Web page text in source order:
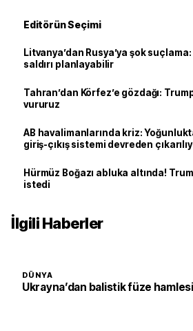
Editörün Seçimi
Litvanya’dan Rusya’ya şok suçlama:
saldırı planlayabilir
Tahran’dan Körfez’e gözdağı:
vururuz
AB havalimanlarında kriz:
giriş-çıkış sistemi devreden
Hürmüz Boğazı abluka altında!
istedi
İlgili Haberler
DÜNYA
Ukrayna’dan balistik füze hamlesi